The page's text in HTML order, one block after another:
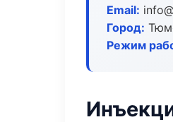
Email:
Город:
Режим